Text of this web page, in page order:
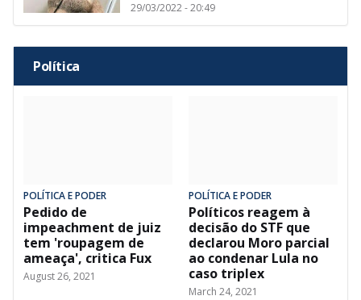
29/03/2022 - 20:49
Política
POLÍTICA E PODER
Pedido de
impeachment de juiz
tem 'roupagem de
ameaça', critica Fux
August 26, 2021
POLÍTICA E PODER
Políticos reagem à
decisão do STF que
declarou Moro parcial
ao condenar Lula no
caso triplex
March 24, 2021